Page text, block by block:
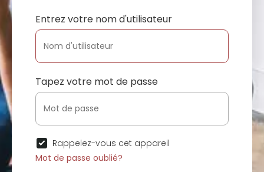
Entrez votre nom d'utilisateur
Tapez votre mot de passe
Rappelez-vous cet appareil
Mot de passe oublié?